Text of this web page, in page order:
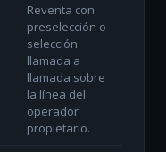
Reventa con
preselección o
selección
llamada a
llamada sobre
la línea del
operador
propietario.